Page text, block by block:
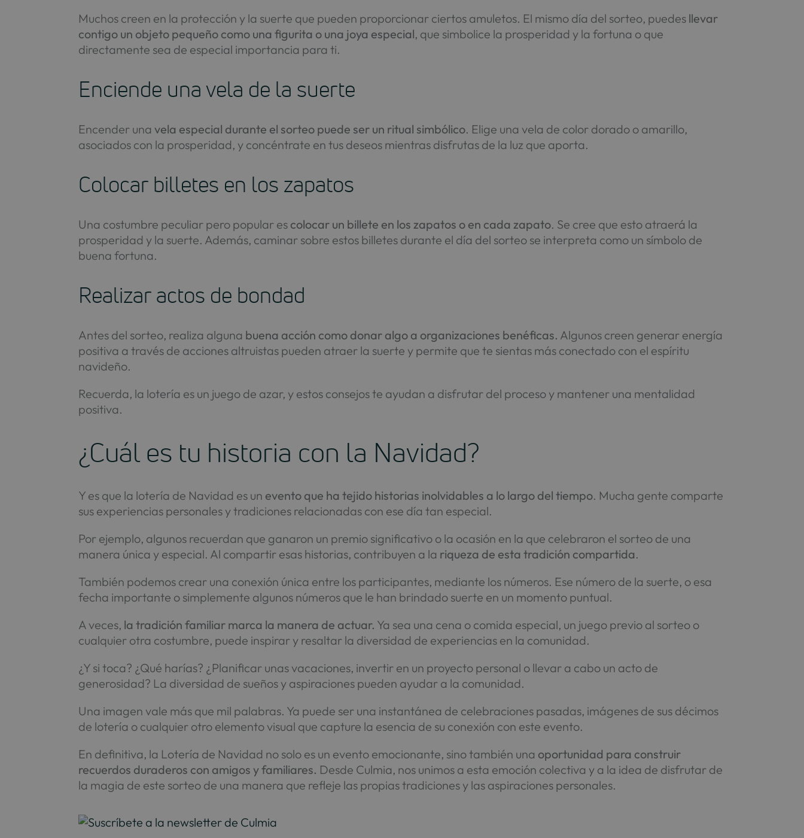
Muchos creen en la protección y la suerte que pueden proporcionar ciertos amuletos. El mismo día del sorteo, puedes llevar
contigo un objeto pequeño como una figurita o una joya especial, que simbolice la prosperidad y la fortuna o que
directamente sea de especial importancia para ti.
Enciende una vela de la suerte
Encender unavela especial durante el sorteo puede ser un ritual simbólico. Elige una vela de color dorado o amarillo,
asociados con la prosperidad, y concéntrate en tus deseos mientras disfrutas de la luz que aporta.
Colocar billetes en los zapatos
Una costumbre peculiar pero popular es colocar un billete en los zapatos o en cada zapato. Se cree que esto atraerá la
prosperidad y la suerte. Además, caminar sobre estos billetes durante el día del sorteo se interpreta como un símbolo de
buena fortuna.
Realizar actos de bondad
Antes del sorteo, realiza alguna buena acción como donar algo a organizaciones benéficas. Algunos creen generar energía
positiva a través de acciones altruistas pueden atraer la suerte y permite que te sientas más conectado con el espíritu
navideño.
Recuerda, la lotería es un juego de azar, y estos consejos te ayudan a disfrutar del proceso y mantener una mentalidad
positiva.
¿Cuál es tu historia con la Navidad?
Y es que la lotería de Navidad es un evento que ha tejido historias inolvidables a lo largo del tiempo. Mucha gente comparte
sus experiencias personales y tradiciones relacionadas con ese día tan especial.
Por ejemplo, algunos recuerdan que ganaron un premio significativo o la ocasión en la que celebraron el sorteo de una
manera única y especial. Al compartir esas historias, contribuyen a la riqueza de esta tradición compartida.
También podemos crear una conexión única entre los participantes, mediante los números. Ese número de la suerte, o esa
fecha importante o simplemente algunos números que le han brindado suerte en un momento puntual.
A veces, la tradición familiar marca la manera de actuar. Ya sea una cena o comida especial, un juego previo al sorteo o
cualquier otra costumbre, puede inspirar y resaltar la diversidad de experiencias en la comunidad.
¿Y si toca? ¿Qué harías? ¿Planificar unas vacaciones, invertir en un proyecto personal o llevar a cabo un acto de
generosidad? La diversidad de sueños y aspiraciones pueden ayudar a la comunidad.
Una imagen vale más que mil palabras. Ya puede ser una instantánea de celebraciones pasadas, imágenes de sus décimos
de lotería o cualquier otro elemento visual que capture la esencia de su conexión con este evento.
En definitiva, la Lotería de Navidad no solo es un evento emocionante, sino también una oportunidad para construir
recuerdos duraderos con amigos y familiares. Desde Culmia, nos unimos a esta emoción colectiva y a la idea de disfrutar de
la magia de este sorteo de una manera que refleje las propias tradiciones y las aspiraciones personales.